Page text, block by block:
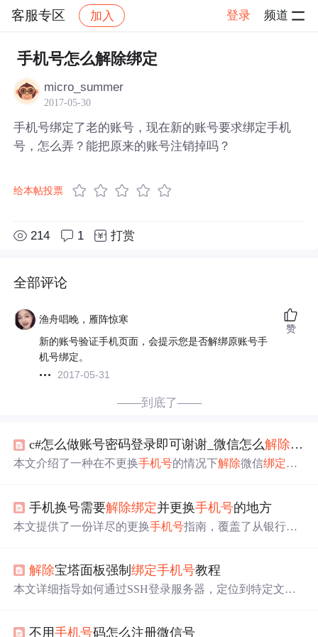
客服专区 加入 登录 频道
社区 客服专区 帖子详情
手机号怎么解除绑定
micro_summer
2017-05-30
手机号绑定了老的账号，现在新的账号要求绑定手机
号，怎么弄？能把原来的账号注销掉吗？
给本帖投票
214 1 打赏
全部评论
渔舟唱晚，雁阵惊寒
新的账号验证手机页面，会提示您是否解绑原账号手
机号绑定。
2017-05-31
赞
——到底了——
c#怎么做账号密码登录即可谢谢_微信怎么解除已经
本文介绍了一种在不更换手机号的情况下解除微信绑定的
解除微信绑定的情况。
手机换号需要解除绑定并更换手机号的地方
本文提供了一份详尽的更换手机号指南，覆盖了从银行账
解除宝塔面板强制绑定手机号教程
本文详细指导如何通过SSH登录服务器，定位到特定文件
不用手机号码怎么注册微信号